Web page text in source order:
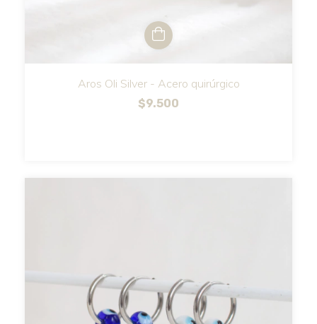
Aros Oli Silver - Acero quirúrgico
$9.500